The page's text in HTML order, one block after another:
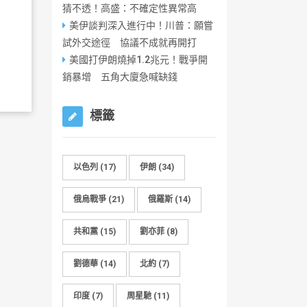
猜不透！高盛：不確定性異常高
美伊談判深入進行中！川普：願嘗
試外交途徑 協議不成就再開打
美國打伊朗燒掉1.2兆元！戰爭開
銷暴增 五角大廈急喊缺錢
標籤
以色列 (17) 伊朗 (34)
俄烏戰爭 (21) 俄羅斯 (14)
共和黨 (15) 劉亦菲 (8)
劉德華 (14) 北約 (7)
印度 (7) 周星馳 (11)